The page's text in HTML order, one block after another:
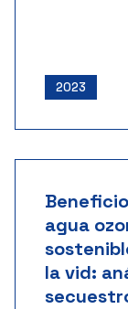
2023
agua
la vid: